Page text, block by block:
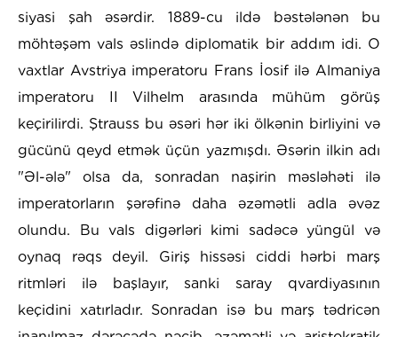
siyasi şah əsərdir. 1889-cu ildə bəstələnən bu
möhtəşəm vals əslində diplomatik bir addım idi. O
vaxtlar Avstriya imperatoru Frans İosif ilə Almaniya
imperatoru II Vilhelm arasında mühüm görüş
keçirilirdi. Ştrauss bu əsəri hər iki ölkənin birliyini və
gücünü qeyd etmək üçün yazmışdı. Əsərin ilkin adı
"Əl-ələ" olsa da, sonradan naşirin məsləhəti ilə
imperatorların şərəfinə daha əzəmətli adla əvəz
olundu. Bu vals digərləri kimi sadəcə yüngül və
oynaq rəqs deyil. Giriş hissəsi ciddi hərbi marş
ritmləri ilə başlayır, sanki saray qvardiyasının
keçidini xatırladır. Sonradan isə bu marş tədricən